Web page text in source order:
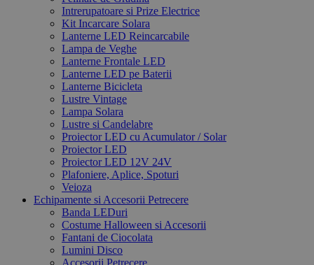
Intrerupatoare si Prize Electrice
Kit Incarcare Solara
Lanterne LED Reincarcabile
Lampa de Veghe
Lanterne Frontale LED
Lanterne LED pe Baterii
Lanterne Bicicleta
Lustre Vintage
Lampa Solara
Lustre si Candelabre
Proiector LED cu Acumulator / Solar
Proiector LED
Proiector LED 12V 24V
Plafoniere, Aplice, Spoturi
Veioza
Echipamente si Accesorii Petrecere
Banda LEDuri
Costume Halloween si Accesorii
Fantani de Ciocolata
Lumini Disco
Accesorii Petrecere